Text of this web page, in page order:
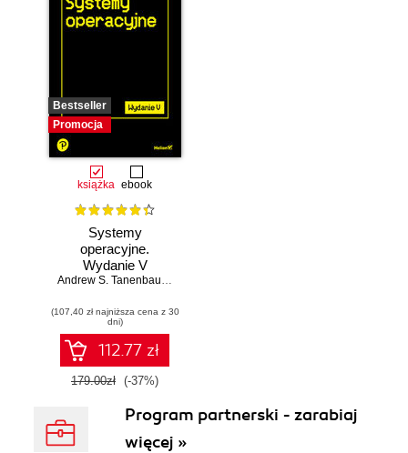
Bestseller
Promocja
książka ebook
Systemy
operacyjne.
Wydanie V
Andrew S. Tanenbaum,
(107,40 zł najniższa cena z 30
dni)
112.77 zł
179.00zł (-37%)
Program partnerski - zarabiaj
więcej »